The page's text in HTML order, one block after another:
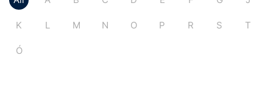
K L M N O P R S T
Ó